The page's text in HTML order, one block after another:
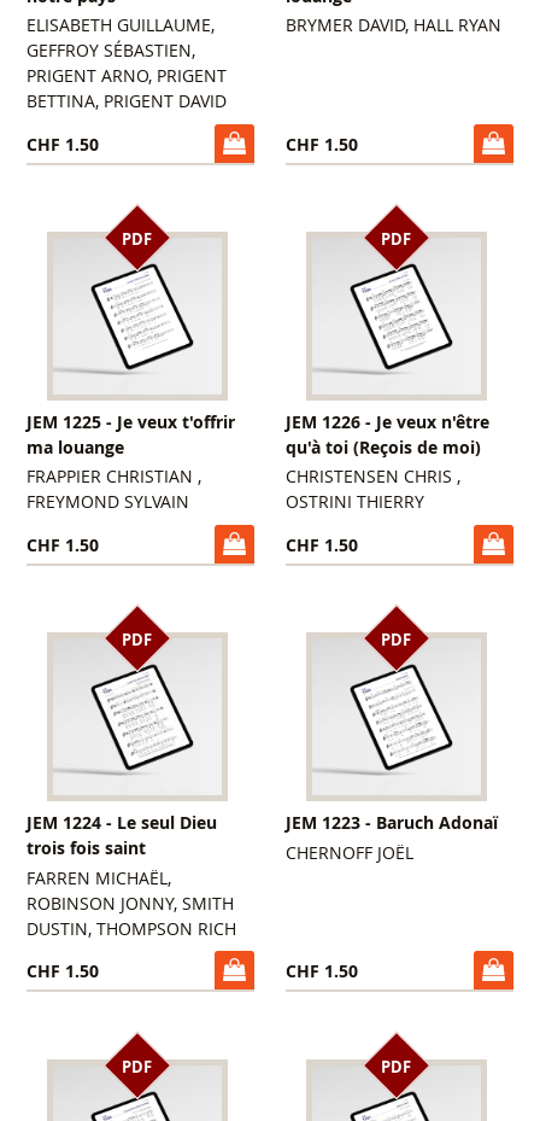
ELISABETH GUILLAUME,
GEFFROY SÉBASTIEN,
PRIGENT ARNO, PRIGENT
BETTINA, PRIGENT DAVID
CHF 1.50
BRYMER DAVID, HALL RYAN
CHF 1.50
PDF
JEM 1225 - Je veux t'offrir
ma louange
FRAPPIER CHRISTIAN ,
FREYMOND SYLVAIN
CHF 1.50
PDF
JEM 1226 - Je veux n'être
qu'à toi (Reçois de moi)
CHRISTENSEN CHRIS ,
OSTRINI THIERRY
CHF 1.50
PDF
JEM 1224 - Le seul Dieu
trois fois saint
FARREN MICHAËL,
ROBINSON JONNY, SMITH
DUSTIN, THOMPSON RICH
CHF 1.50
PDF
JEM 1223 - Baruch Adonaï
CHERNOFF JOËL
CHF 1.50
PDF PDF